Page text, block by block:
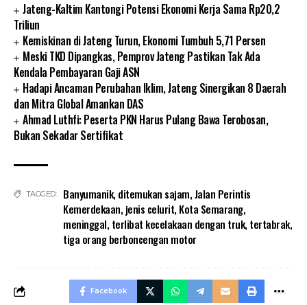
Jateng-Kaltim Kantongi Potensi Ekonomi Kerja Sama Rp20,2
Triliun
Kemiskinan di Jateng Turun, Ekonomi Tumbuh 5,71 Persen
Meski TKD Dipangkas, Pemprov Jateng Pastikan Tak Ada
Kendala Pembayaran Gaji ASN
Hadapi Ancaman Perubahan Iklim, Jateng Sinergikan 8 Daerah
dan Mitra Global Amankan DAS
Ahmad Luthfi: Peserta PKN Harus Pulang Bawa Terobosan,
Bukan Sekadar Sertifikat
TAGGED: Banyumanik, ditemukan sajam,Jalan Perintis
Kemerdekaan, jenis celurit, Kota Semarang,
meninggal, terlibat kecelakaan dengan truk, tertabrak,
tiga orang berboncengan motor
Facebook